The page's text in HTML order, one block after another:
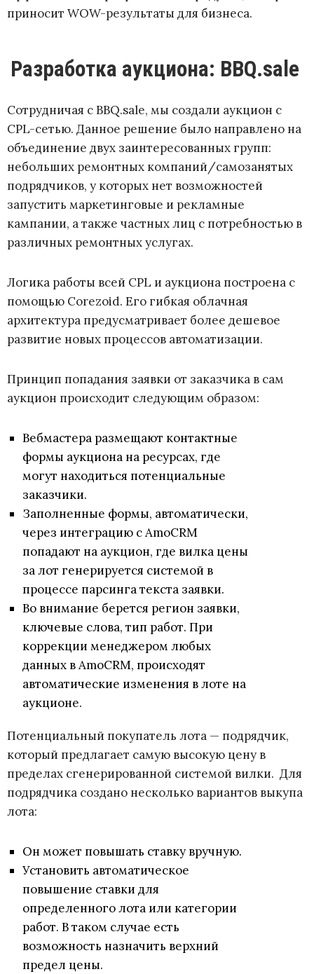
приносит WOW-результаты для бизнеса.
Разработка аукциона: BBQ.sale
Сотрудничая с BBQ.sale, мы создали аукцион с
CPL-сетью. Данное решение было направлено на
объединение двух заинтересованных групп:
небольших ремонтных компаний/самозанятых
подрядчиков, у которых нет возможностей
запустить маркетинговые и рекламные
кампании, а также частных лиц с потребностью в
различных ремонтных услугах.
Логика работы всей CPL и аукциона построена с
помощью Corezoid. Его гибкая облачная
архитектура предусматривает более дешевое
развитие новых процессов автоматизации.
Принцип попадания заявки от заказчика в сам
аукцион происходит следующим образом:
Вебмастера размещают контактные
формы аукциона на ресурсах, где
могут находиться потенциальные
заказчики.
Заполненные формы, автоматически,
через интеграцию с AmoCRM
попадают на аукцион, где вилка цены
за лот генерируется системой в
процессе парсинга текста заявки.
Во внимание берется регион заявки,
ключевые слова, тип работ. При
коррекции менеджером любых
данных в AmoCRM, происходят
автоматические изменения в лоте на
аукционе.
Потенциальный покупатель лота — подрядчик,
который предлагает самую высокую цену в
пределах сгенерированной системой вилки. Для
подрядчика создано несколько вариантов выкупа
лота:
Он может повышать ставку вручную.
Установить автоматическое
повышение ставки для
определенного лота или категории
работ. В таком случае есть
возможность назначить верхний
предел цены.